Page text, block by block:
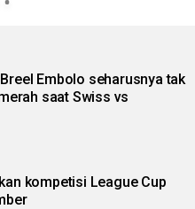
Embolo seharusnya tak
saat Swiss vs
kompetisi League Cup